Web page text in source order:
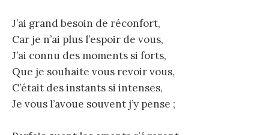
J’ai grand besoin de réconfort,
Car je n’ai plus l’espoir de vous,
J’ai connu des moments si forts,
Que je souhaite vous revoir vous,
C’était des instants si intenses,
Je vous l’avoue souvent j’y pense ;